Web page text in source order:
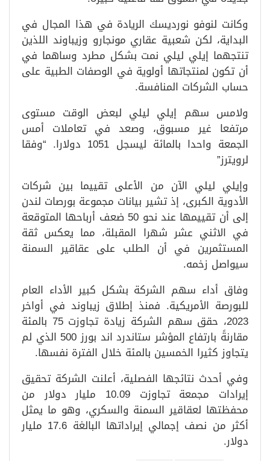
وكانت لنوفو نورديسك الريادة في هذا المجال في
البداية، لكن شعبية عقاري مونجارو وزيباوند اللذين
تنتجهما إيلي ليلي نمت بشكل مطرد وساهما في
أن تكون لمنتجاتها أولوية في الوصفات الطبية على
حساب الشركات المنافسة.
ولامس سهم إيلي ليلي لبعض الوقت مستوى
مرتفعا غير مسبوق، وصعد في تعاملات أمس
الجمعة واحدا بالمائة ليسجل 1051 دولارا. “وفقا
لرويترز”
وإيلي ليلي الآن من الأعلى تقييما بين شركات
الأدوية الكبرى، إذ تشير بيانات مجموعة بورصات لندن
إلى أن تقييمها عند نحو 50 ضعف أرباحها المتوقعة
في الاثني عشر شهرا المقبلة، مما يعكس ثقة
المستثمرين في أن الطلب على عقاقير السمنة
سيواصل زخمه.
وفاق أداء سهم الشركة بشكل كبير الأداء العام
للبورصة الأمريكية. فمنذ إطلاق زيباوند في أواخر
2023، حقق سهم الشركة زيادة تجاوزت 75 بالمئة
مقارنةً بارتفاع المؤشر ستاندرد اند بورز 500 الذي لم
يتجاوز كثيرا الخمسين بالمئة خلال الفترة نفسها.
وفي أحدث نتائجها الفصلية، أعلنت الشركة تحقيق
إيرادات مجمعة تجاوزت 10.09 مليار دولار من
محفظتها لعقاقير السمنة والسكري، وهو ما يمثل
أكثر من نصف إجمالي إيراداتها البالغة 17.6 مليار
دولار.